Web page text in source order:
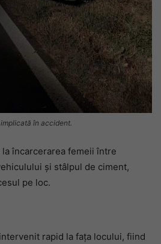
în accident.
încarcerarea femeii între
și stâlpul de ciment,
pe loc.
rapid la fața locului, fiind